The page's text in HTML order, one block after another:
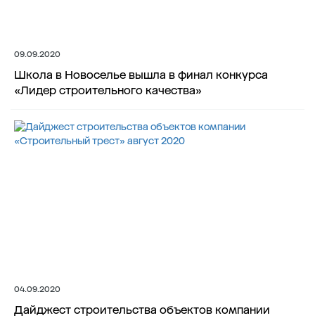
09.09.2020
Школа в Новоселье вышла в финал конкурса
«Лидер строительного качества»
04.09.2020
Дайджест строительства объектов компании